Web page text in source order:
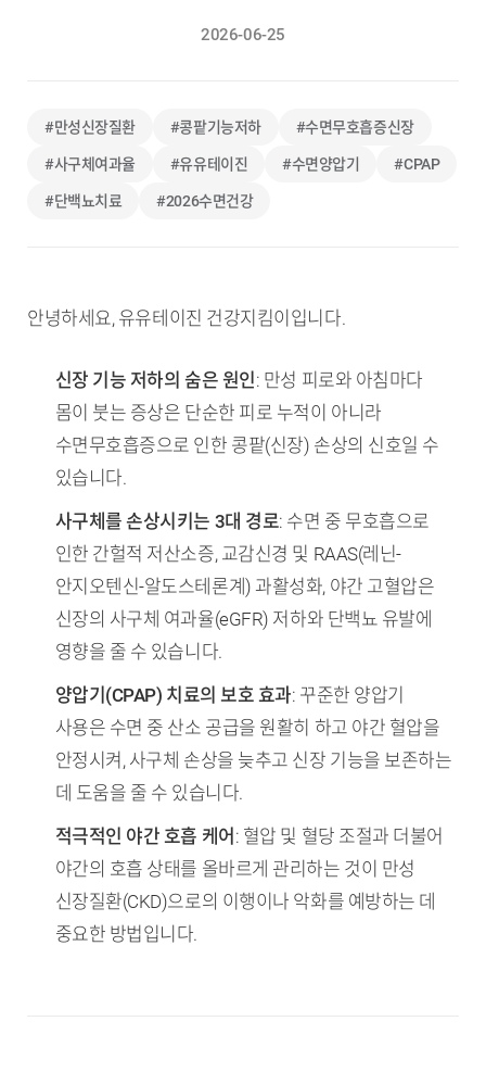
2026-06-25
#만성신장질환 #콩팥기능저하 #수면무호흡증신장
#사구체여과율 #유유테이진 #수면양압기 #CPAP
#단백뇨치료 #2026수면건강
안녕하세요, 유유테이진 건강지킴이입니다.
TL;DR (핵심 요약)
신장 기능 저하의 숨은 원인: 만성 피로와 아침마다
몸이 붓는 증상은 단순한 피로 누적이 아니라
수면무호흡증으로 인한 콩팥(신장) 손상의 신호일 수
있습니다.
사구체를 손상시키는 3대 경로: 수면 중 무호흡으로
인한 간헐적 저산소증, 교감신경 및 RAAS(레닌-
안지오텐신-알도스테론계) 과활성화, 야간 고혈압은
신장의 사구체 여과율(eGFR) 저하와 단백뇨 유발에
영향을 줄 수 있습니다.
양압기(CPAP) 치료의 보호 효과: 꾸준한 양압기
사용은 수면 중 산소 공급을 원활히 하고 야간 혈압을
안정시켜, 사구체 손상을 늦추고 신장 기능을 보존하는
데 도움을 줄 수 있습니다.
적극적인 야간 호흡 케어 : 혈압 및 혈당 조절과 더불어
야간의 호흡 상태를 올바르게 관리하는 것이 만성
신장질환(CKD)으로의 이행이나 악화를 예방하는 데
중요한 방법입니다.